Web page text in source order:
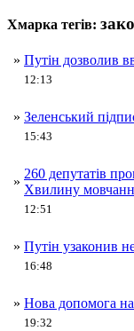
Хмарка тегів:
» Путін дозволив
12:13
» Зеленський
15:43
»
260 депутатів
Хвилину
12:51
» Путін узаконив
16:48
» Нова допомога на
19:32